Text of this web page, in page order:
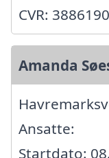
CVR:
Amanda
Ansatte:
Startdato: